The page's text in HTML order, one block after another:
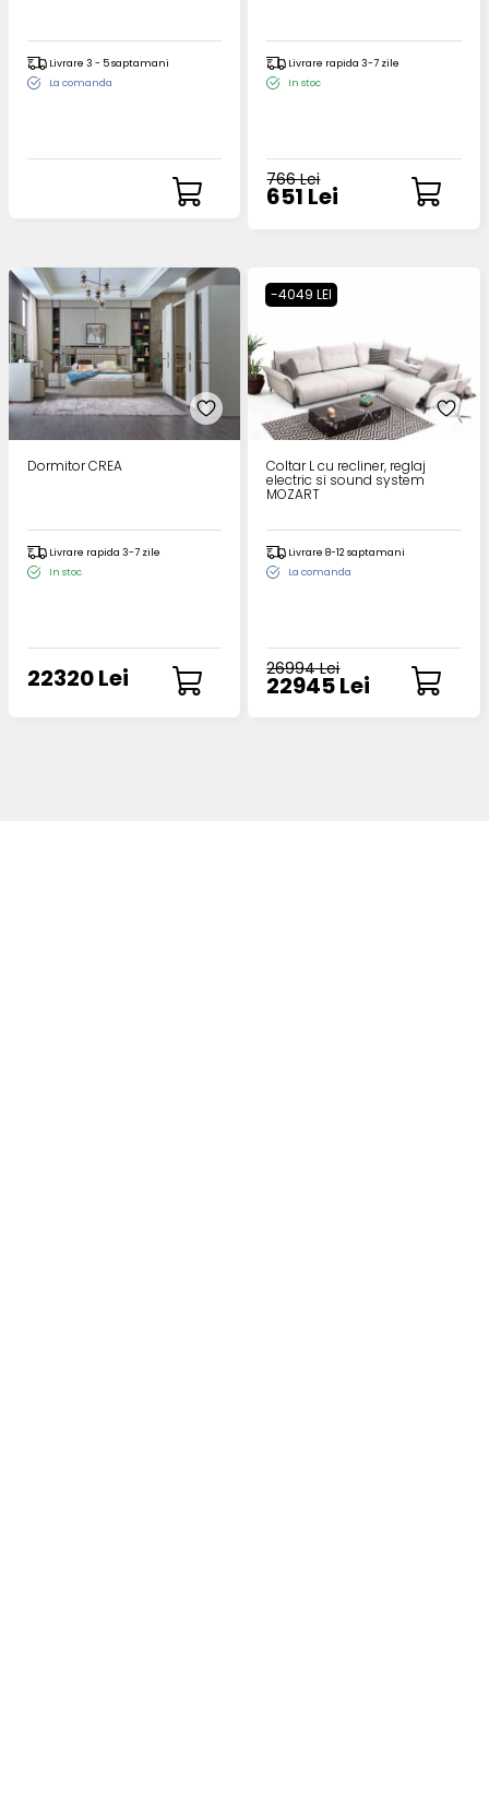
Livrare 3 - 5 saptamani
La comanda
Livrare rapida 3-7 zile
In stoc
766 Lei
651 Lei
Dormitor CREA
Livrare rapida 3-7 zile
In stoc
22320 Lei
-4049 LEI
Coltar L cu recliner, reglaj
electric si sound system
MOZART
Livrare 8-12 saptamani
La comanda
26994 Lei
22945 Lei